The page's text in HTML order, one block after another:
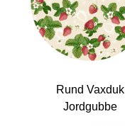
Rund Vaxduk
Jordgubbe